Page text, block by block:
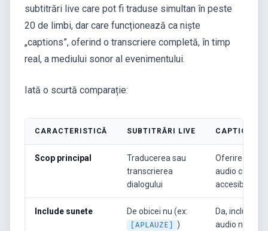
subtitrări live care pot fi traduse simultan în peste
20 de limbi, dar care funcționează ca niște
„captions”, oferind o transcriere completă, în timp
real, a mediului sonor al evenimentului.
Iată o scurtă comparație:
CARACTERISTICĂ SUBTITRĂRI LIVE CAPTIONS
Scop principal
Traducerea sau
transcrierea
dialogului
Oferirea
audio
accesibilitate
Include sunete De obicei nu (ex:
[APLAUZE] )
Da, include
audio non-